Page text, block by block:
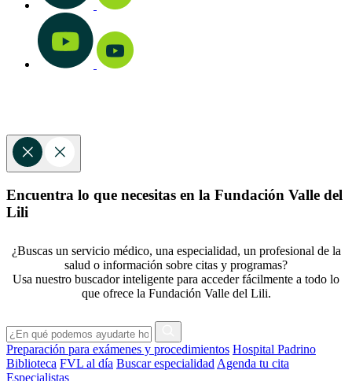
Encuentra lo que necesitas en la Fundación Valle del
Lili
¿Buscas un servicio médico, una especialidad, un profesional de la
salud o información sobre citas y programas?
Usa nuestro buscador inteligente para acceder fácilmente a todo lo
que ofrece la Fundación Valle del Lili.
Preparación para exámenes y procedimientos Hospital Padrino
Biblioteca FVL al día Buscar especialidad Agenda tu cita
Especialistas